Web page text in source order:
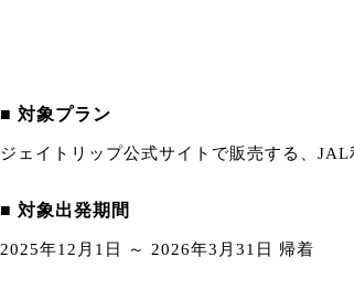
■ 対象プラン
ジェイトリップ公式サイトで販売する、
■ 対象出発期間
2025年12月1日 ～ 2026年3月31日 帰着